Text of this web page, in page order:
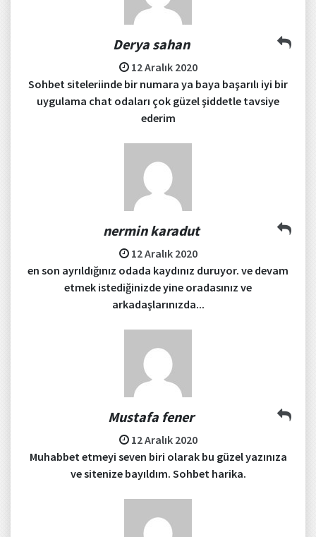
Derya sahan
12 Aralık 2020
Sohbet siteleriinde bir numara ya baya başarılı iyi bir
uygulama chat odaları çok güzel şiddetle tavsiye
ederim
nermin karadut
12 Aralık 2020
en son ayrıldığınız odada kaydınız duruyor. ve devam
etmek istediğinizde yine oradasınız ve
arkadaşlarınızda...
Mustafa fener
12 Aralık 2020
Muhabbet etmeyi seven biri olarak bu güzel yazınıza
ve sitenize bayıldım. Sohbet harika.